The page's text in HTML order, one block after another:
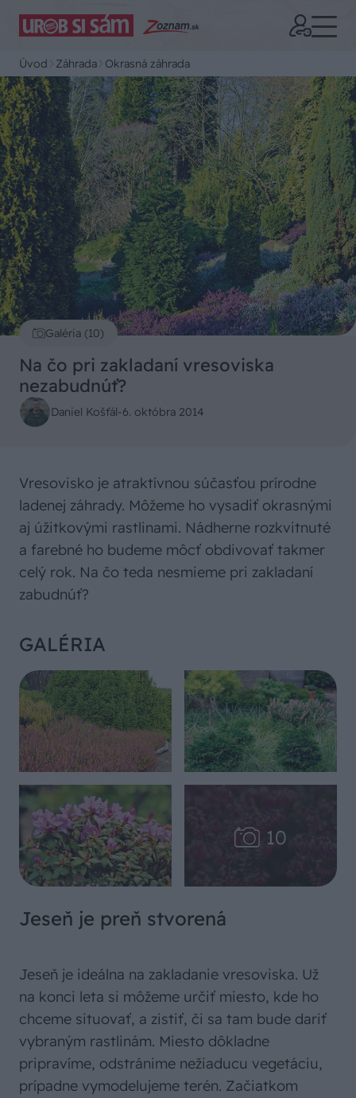
Úvod Záhrada Okrasná záhrada
Galéria (10)
Na čo pri zakladaní vresoviska
nezabudnúť?
Daniel Košťál-6. októbra 2014
Vresovisko je atraktívnou súčasťou prírodne
ladenej záhrady. Môžeme ho vysadiť okrasnými
aj úžitkovými rastlinami. Nádherne rozkvitnuté
a farebné ho budeme môcť obdivovať takmer
celý rok. Na čo teda nesmieme pri zakladaní
zabudnúť?
GALÉRIA
Jeseň je preň stvorená
Jeseň je ideálna na zakladanie vresoviska. Už
na konci leta si môžeme určiť miesto, kde ho
chceme situovať, a zistiť, či sa tam bude dariť
vybraným rastlinám. Miesto dôkladne
pripravíme, odstránime nežiaducu vegetáciu,
prípadne vymodelujeme terén. Začiatkom